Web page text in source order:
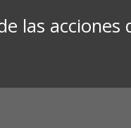
las acciones